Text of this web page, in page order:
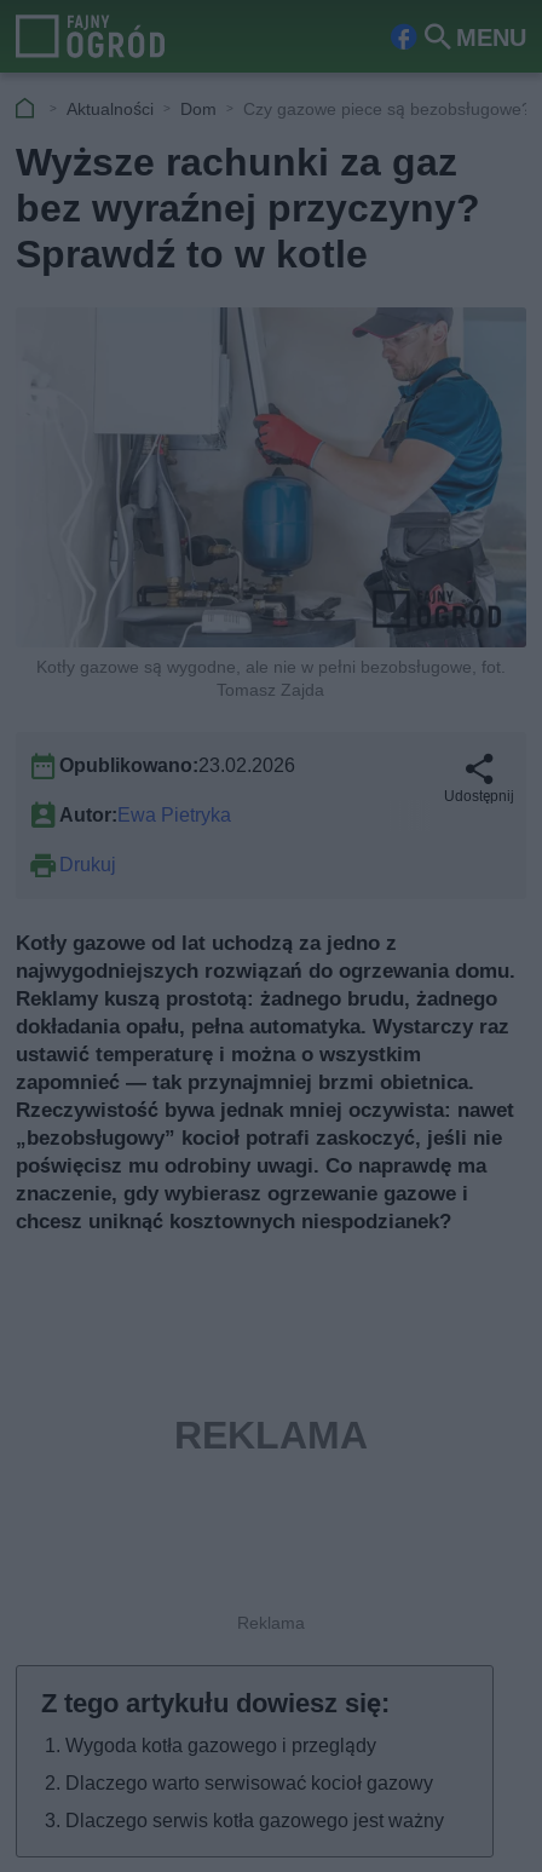
MENU
Fa
ook
Szu
Aktualności Dom Czy gazowe piece są bezobsługowe?
Wyższe rachunki za gaz
bez wyraźnej przyczyny?
Sprawdź to w kotle
Kotły gazowe są wygodne, ale nie w pełni bezobsługowe, fot.
Tomasz Zajda
Opublikowano:23.02.2026
Autor:Ewa Pietryka
Drukuj
Udostępnij
Kotły gazowe od lat uchodzą za jedno z
najwygodniejszych rozwiązań do ogrzewania domu.
Reklamy kuszą prostotą: żadnego brudu, żadnego
dokładania opału, pełna automatyka. Wystarczy raz
ustawić temperaturę i można o wszystkim
zapomnieć — tak przynajmniej brzmi obietnica.
Rzeczywistość bywa jednak mniej oczywista: nawet
„bezobsługowy” kocioł potrafi zaskoczyć, jeśli nie
poświęcisz mu odrobiny uwagi. Co naprawdę ma
znaczenie, gdy wybierasz ogrzewanie gazowe i
chcesz uniknąć kosztownych niespodzianek?
Wygoda kotła gazowego i przeglądy
Dlaczego warto serwisować kocioł gazowy
Dlaczego serwis kotła gazowego jest ważny